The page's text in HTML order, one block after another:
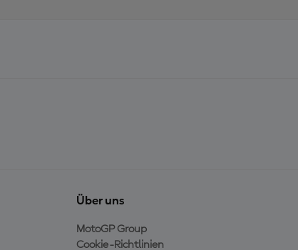
Über uns
MotoGP Group
Cookie-Richtlinien